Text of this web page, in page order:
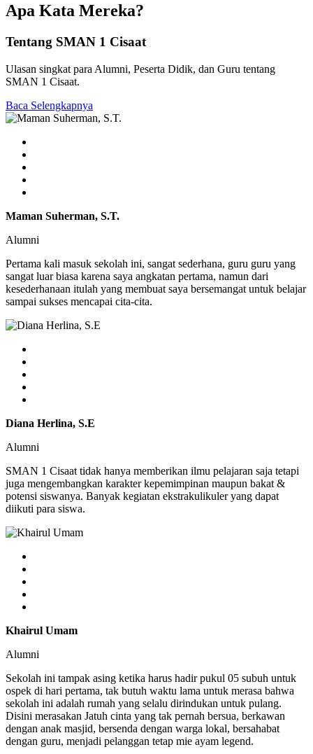
Apa Kata Mereka?
Tentang SMAN 1 Cisaat
Ulasan singkat para Alumni, Peserta Didik, dan Guru tentang
SMAN 1 Cisaat.
Baca Selengkapnya
Maman Suherman, S.T.
Alumni
Pertama kali masuk sekolah ini, sangat sederhana, guru guru yang
sangat luar biasa karena saya angkatan pertama, namun dari
kesederhanaan itulah yang membuat saya bersemangat untuk belajar
sampai sukses mencapai cita-cita.
Diana Herlina, S.E
Alumni
SMAN 1 Cisaat tidak hanya memberikan ilmu pelajaran saja tetapi
juga mengembangkan karakter kepemimpinan maupun bakat &
potensi siswanya. Banyak kegiatan ekstrakulikuler yang dapat
diikuti para siswa.
Khairul Umam
Alumni
Sekolah ini tampak asing ketika harus hadir pukul 05 subuh untuk
ospek di hari pertama, tak butuh waktu lama untuk merasa bahwa
sekolah ini adalah rumah yang selalu dirindukan untuk pulang.
Disini merasakan Jatuh cinta yang tak pernah bersua, berkawan
dengan anak masjid, bersenda dengan warga lokal, bersahabat
dengan guru, menjadi pelanggan tetap mie ayam legend.